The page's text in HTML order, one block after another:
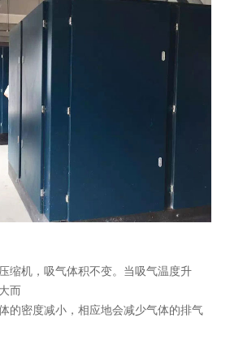
缩机，吸气体积不变。当吸气温度升
而
的密度减小，相应地会减少气体的排气